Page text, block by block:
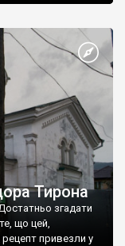
Тирона
згадати
що цей,
рецепт привезли у